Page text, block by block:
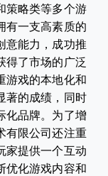
策略类等多个游
有一支高素质的
意能力，成功推
得了市场的广泛
游戏的本地化和
著的成绩，同时
化品牌。为了增
有限公司还注重
家提供一个互动
优化游戏内容和